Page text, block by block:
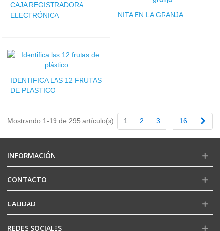
CAJA REGISTRADORA
ELECTRÓNICA
NITA EN LA GRANJA
IDENTIFICA LAS 12 FRUTAS
DE PLÁSTICO
Mostrando 1-19 de 295 artículo(s) 1 2 3 16
INFORMACIÓN
CONTACTO
CALIDAD
REDES SOCIALES